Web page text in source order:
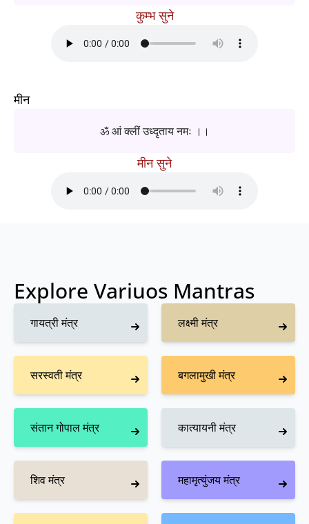
कुम्भ सुने
मीन
ॐ आं क्लीं उध्दृताय नमः ।।
मीन सुने
Explore Variuos Mantras
गायत्री मंत्र लक्ष्मी मंत्र
सरस्वती मंत्र बगलामुखी मंत्र
संतान गोपाल मंत्र कात्यायनी मंत्र
शिव मंत्र महामृत्युंजय मंत्र